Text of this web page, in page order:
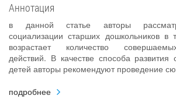
Аннотация
в данной статье авторы
социализации старших дошкольников в
возрастает количество
действий. В качестве способа развития
детей авторы рекомендуют проведение
подробнее